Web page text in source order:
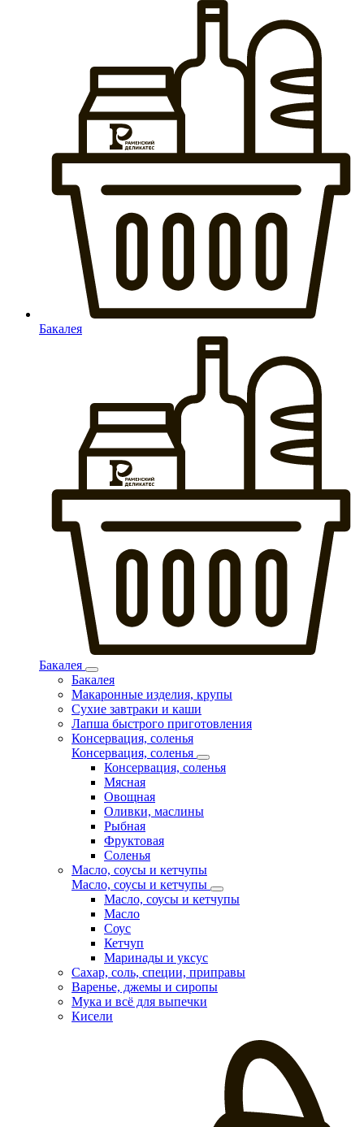
Бакалея
Бакалея
Бакалея
Макаронные изделия, крупы
Сухие завтраки и каши
Лапша быстрого приготовления
Консервация, соленья
Консервация, соленья
Консервация, соленья
Мясная
Овощная
Оливки, маслины
Рыбная
Фруктовая
Соленья
Масло, соусы и кетчупы
Масло, соусы и кетчупы
Масло, соусы и кетчупы
Масло
Соус
Кетчуп
Маринады и уксус
Сахар, соль, специи, приправы
Варенье, джемы и сиропы
Мука и всё для выпечки
Кисели